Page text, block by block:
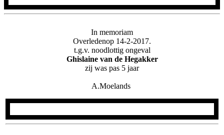
In memoriam
Overledenop 14-2-2017.
t.g.v. noodlottig ongeval
Ghislaine van de Hegakker
zij was pas 5 jaar
A.Moelands